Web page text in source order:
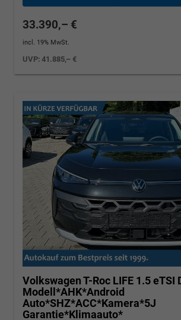
33.390,– €
incl. 19% MwSt.
UVP:41.885,– €
Volkswagen T-Roc LIFE 1.5 eTSI
Modell*AHK*Android
Auto*SHZ*ACC*Kamera*5J
Garantie*Klimaauto*